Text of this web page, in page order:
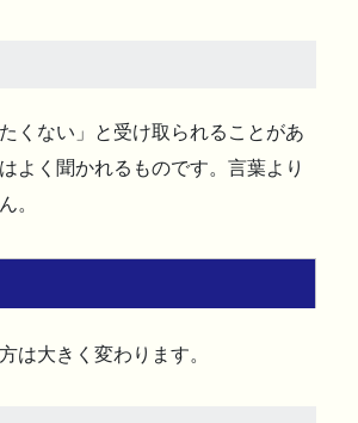
くない」と受け取られることがあ
よく聞かれるものです。言葉より
。
は大きく変わります。